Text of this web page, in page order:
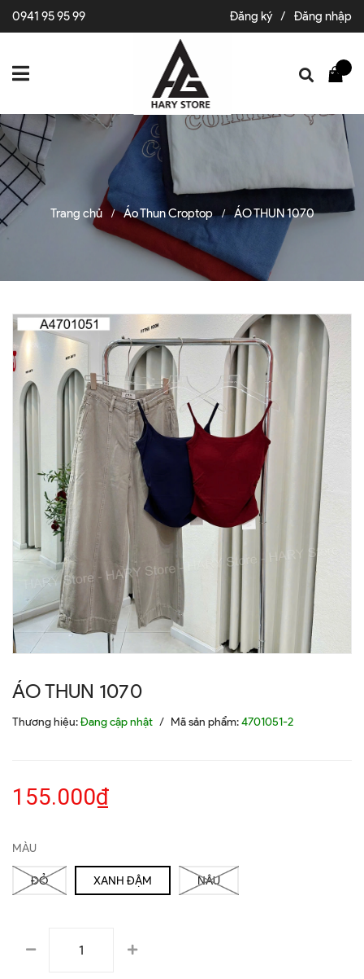
0941 95 95 99 Đăng ký / Đăng nhập
Trang chủ / Áo Thun Croptop / ÁO THUN 1070
ÁO THUN 1070
Thương hiệu:Đang cập nhật / Mã sản phẩm:4701051-2
155.000₫
MÀU
ĐỎ XANH ĐẬM NÂU